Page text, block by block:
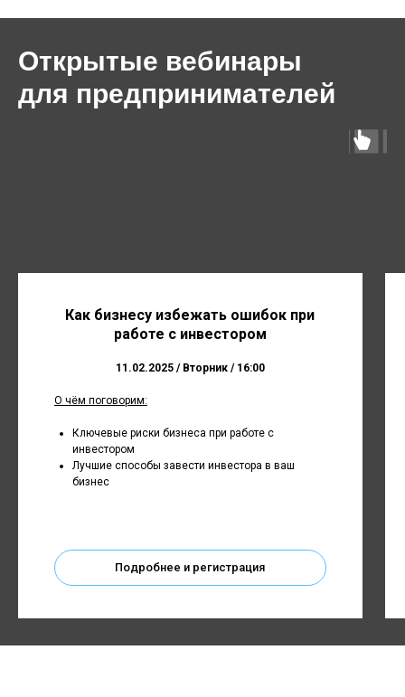
Открытые вебинары
для предпринимателей
Как бизнесу избежать ошибок при
работе с инвестором
11.02.2025 / Вторник / 16:00
О чём поговорим:
Ключевые риски бизнеса при работе с
инвестором
Лучшие способы завести инвестора в ваш
бизнес
Подробнее и регистрация